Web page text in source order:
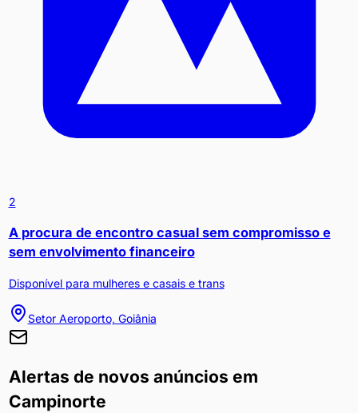
2
A procura de encontro casual sem compromisso e
sem envolvimento financeiro
Disponível para mulheres e casais e trans
Setor Aeroporto, Goiânia
Alertas de novos anúncios em
Campinorte